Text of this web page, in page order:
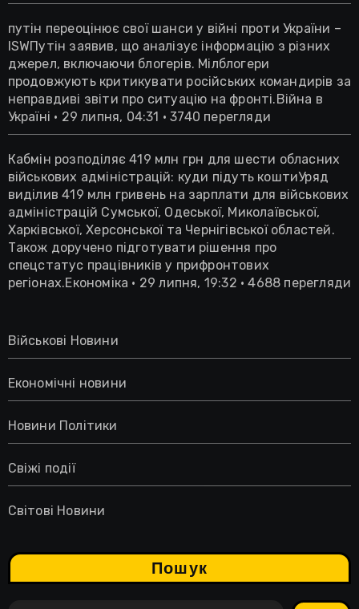
путін переоцінює свої шанси у війні проти України –
ISWПутін заявив, що аналізує інформацію з різних
джерел, включаючи блогерів. Мілблогери
продовжують критикувати російських командирів за
неправдиві звіти про ситуацію на фронті.Війна в
Україні • 29 липня, 04:31 • 3740 перегляди
Кабмін розподіляє 419 млн грн для шести обласних
військових адміністрацій: куди підуть коштиУряд
виділив 419 млн гривень на зарплати для військових
адміністрацій Сумської, Одеської, Миколаївської,
Харківської, Херсонської та Чернігівської областей.
Також доручено підготувати рішення про
спецстатус працівників у прифронтових
регіонах.Економіка • 29 липня, 19:32 • 4688 перегляди
Військові Новини
Економічні новини
Новини Політики
Свіжі події
Світові Новини
Пошук